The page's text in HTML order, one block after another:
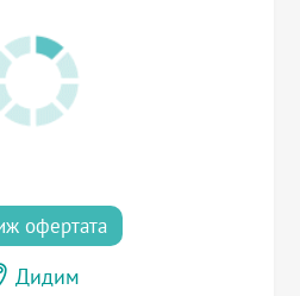
офертата
Дидим